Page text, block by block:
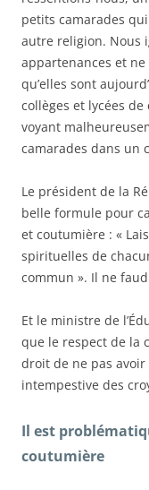
petits camarades
autre religion. Nous
appartenances et
qu’elles sont
collèges et lycées
voyant
camarades dans un
Le président de la
belle formule pour
et coutumière : «
spirituelles de
commun ». Il ne
Et le ministre de l’É
que le respect de la
droit de ne pas
intempestive des
Il est
coutumière